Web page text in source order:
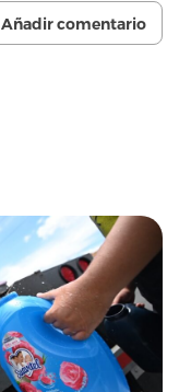
Añadir comentario